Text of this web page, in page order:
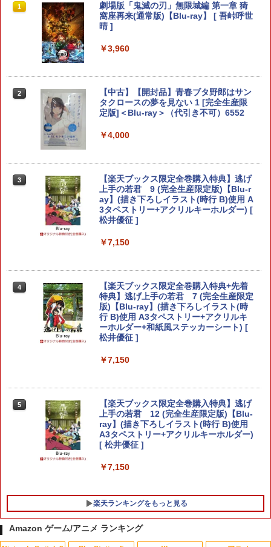
1
【7週連続1位】inklink公式 Switch / Sw
itch2 コントローラー 最新モデル 最新フ
ァームウェア プロコン プロコン2 プロコ
h コントローラー ワイヤレスコントロー
￥2,960
Switch2用 温度モニターファン
【お買い物マラソン期間限定♪最大30％O
ードケース FancyCase-G05 Nintendo
2025年 スイッチ2モデル用 スリムケース
ハードポーチ ゲームカード12枚収納 ア
クセサリーポーチ
￥2,653
大容量 Switch2/Switch通常モデル/Swit
ch lite/Switch 有機ELモテルに対応 収納
ーチ スタンド/コントローラー/カード/ド
ックなど収納可能 カバー 収納ボックス
￥2,880
Nintendo Switch 2 ACアダプター
1
鬼エイム 指サック ゲーム スマホ ゲーミ
ング FPS 音ゲー 荒野行動 PUBG Apex
CoD 高感度 銀繊維 手汗対策 鬼サック 6
【中古】 ドラゴンボール Sparking！
ZERO／PS5
￥2,783
70年代風ロボットアニメ ゲッP-X PS5
版
￥3,878
【中古】REANIMAL(リアニマル)ソフト:
プレイステーション5ソフト／アクショ
ン・ゲーム
￥3,930
がんばれゴエモン大集合！ PS5版
1
劇場版「鬼滅の刃」無限城編 第一章 猗
窩座再来(通常版)【Blu-ray】 [ 吾峠呼世
晴 ]
￥3,960
2
【中古】【開封品】青春ブタ野郎はサン
タクロースの夢を見ない 1 [完全生産限
定版]＜Blu-ray＞（代引き不可）6552
￥4,000
3
【楽天ブックス限定全巻購入特典】逃げ
上手の若君 9 (完全生産限定版)【Blu-r
ay】(描き下ろしイラスト(時行 B)使用 A
3タペストリー+アクリルキーホルダー) [
松井優征 ]
￥7,150
4
【楽天ブックス限定全巻購入特典+先着
特典】逃げ上手の若君 7 (完全生産限定
版)【Blu-ray】(描き下ろしイラスト(時
行 B)使用 A3タペストリー+アクリルキ
ーホルダー+和紙風ステッカーシート) [
松井優征 ]
￥7,150
5
【楽天ブックス限定全巻購入特典】逃げ
上手の若君 12 (完全生産限定版)【Blu-
ray】(描き下ろしイラスト(時行 B)使用
A3タペストリー+アクリルキーホルダー)
[ 松井優征 ]
￥7,150
楽天ランキングをもっと見る
Amazon ゲーム/アニメ ランキング